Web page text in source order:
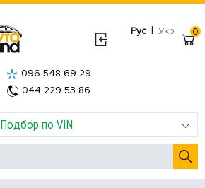
Рус | Укр
Подбор по VIN
096 548 69 29
044 229 53 86
0